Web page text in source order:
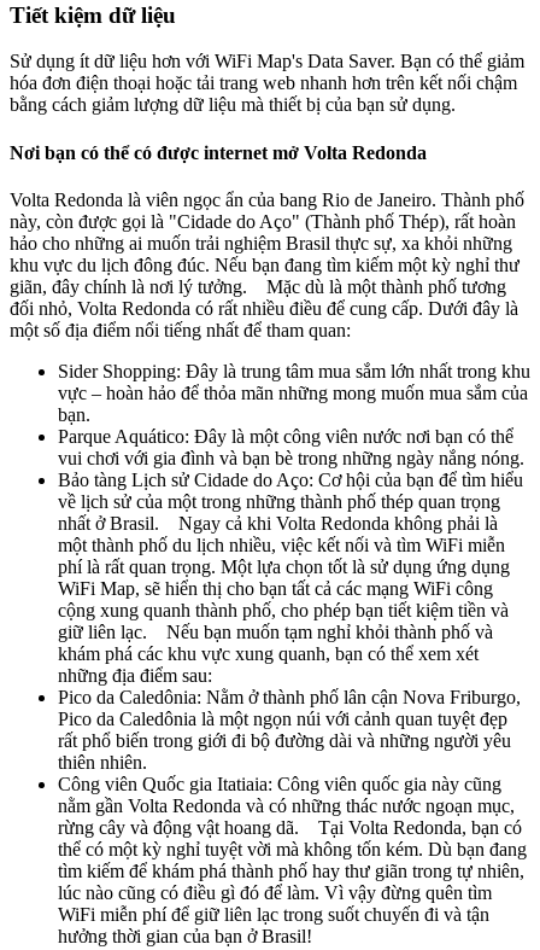
Tiết kiệm dữ liệu
Sử dụng ít dữ liệu hơn với WiFi Map's Data Saver. Bạn có thể giảm
hóa đơn điện thoại hoặc tải trang web nhanh hơn trên kết nối chậm
bằng cách giảm lượng dữ liệu mà thiết bị của bạn sử dụng.
Nơi bạn có thể có được internet mở Volta Redonda
Volta Redonda là viên ngọc ẩn của bang Rio de Janeiro. Thành phố
này, còn được gọi là "Cidade do Aço" (Thành phố Thép), rất hoàn
hảo cho những ai muốn trải nghiệm Brasil thực sự, xa khỏi những
khu vực du lịch đông đúc. Nếu bạn đang tìm kiếm một kỳ nghỉ thư
giãn, đây chính là nơi lý tưởng. Mặc dù là một thành phố tương
đối nhỏ, Volta Redonda có rất nhiều điều để cung cấp. Dưới đây là
một số địa điểm nổi tiếng nhất để tham quan:
Sider Shopping: Đây là trung tâm mua sắm lớn nhất trong khu
vực – hoàn hảo để thỏa mãn những mong muốn mua sắm của
bạn.
Parque Aquático: Đây là một công viên nước nơi bạn có thể
vui chơi với gia đình và bạn bè trong những ngày nắng nóng.
Bảo tàng Lịch sử Cidade do Aço: Cơ hội của bạn để tìm hiểu
về lịch sử của một trong những thành phố thép quan trọng
nhất ở Brasil. Ngay cả khi Volta Redonda không phải là
một thành phố du lịch nhiều, việc kết nối và tìm WiFi miễn
phí là rất quan trọng. Một lựa chọn tốt là sử dụng ứng dụng
WiFi Map, sẽ hiển thị cho bạn tất cả các mạng WiFi công
cộng xung quanh thành phố, cho phép bạn tiết kiệm tiền và
giữ liên lạc. Nếu bạn muốn tạm nghỉ khỏi thành phố và
khám phá các khu vực xung quanh, bạn có thể xem xét
những địa điểm sau:
Pico da Caledônia: Nằm ở thành phố lân cận Nova Friburgo,
Pico da Caledônia là một ngọn núi với cảnh quan tuyệt đẹp
rất phổ biến trong giới đi bộ đường dài và những người yêu
thiên nhiên.
Công viên Quốc gia Itatiaia: Công viên quốc gia này cũng
nằm gần Volta Redonda và có những thác nước ngoạn mục,
rừng cây và động vật hoang dã. Tại Volta Redonda, bạn có
thể có một kỳ nghỉ tuyệt vời mà không tốn kém. Dù bạn đang
tìm kiếm để khám phá thành phố hay thư giãn trong tự nhiên,
lúc nào cũng có điều gì đó để làm. Vì vậy đừng quên tìm
WiFi miễn phí để giữ liên lạc trong suốt chuyến đi và tận
hưởng thời gian của bạn ở Brasil!